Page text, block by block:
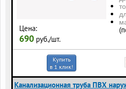
Цена:
690 руб./шт.
Купить
в 1 клик!
Канализационная труба ПВХ